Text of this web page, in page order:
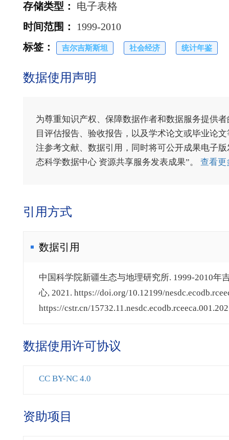
存储类型 ：
电子表格
时间范围 ：
1999-2010
标签 ： 吉尔吉斯斯坦 社会经济 统计年鉴
数据使用声明
为尊重知识产权、保障数据作者和数据服务提供
目评估报告、验收报告，以及学术论文或毕业论
注参考文献、数据引用，同时将可公开成果电子
态科学数据中心 资源共享服务发表成果”。 查看
引用方式
数据引用
中国科学院新疆生态与地理研究所. 1999-2010
心, 2021. https://doi.org/10.12199/
https://cstr.cn/
数据使用许可协议
CC BY-NC 4.0
资助项目